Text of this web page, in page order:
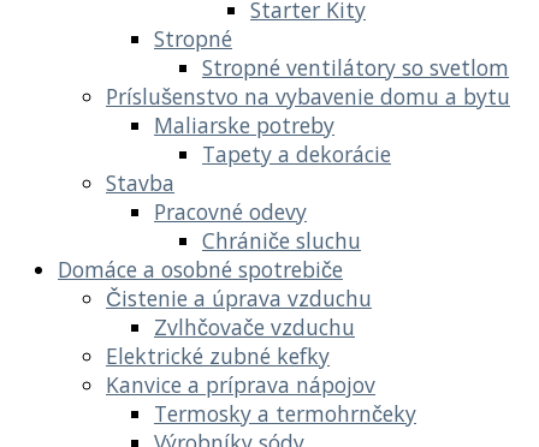
Starter Kity
Stropné
Stropné ventilátory so svetlom
Príslušenstvo na vybavenie domu a bytu
Maliarske potreby
Tapety a dekorácie
Stavba
Pracovné odevy
Chrániče sluchu
Domáce a osobné spotrebiče
Čistenie a úprava vzduchu
Zvlhčovače vzduchu
Elektrické zubné kefky
Kanvice a príprava nápojov
Termosky a termohrnčeky